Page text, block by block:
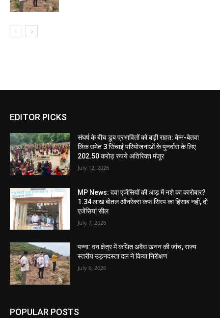
EDITOR PICKS
संघर्ष के बीच डूब प्रभावितों को बड़ी राहत: केन-बेतवा
लिंक समेत 3 सिंचाई परियोजनाओं के पुनर्वास के लिए
202.50 करोड़ रुपये अतिरिक्त मंजूर
July 12, 2026
MP News: दवा एजेंसियों की आड़ में नशे का कारोबार?
1.34 लाख बोतल ऑनरेक्स कफ सिरप का हिसाब नहीं, दो
एजेंसियां सील
July 7, 2026
पन्ना: वन क्षेत्र में कथित अवैध खनन की जांच, राज्य
स्तरीय उड़नदस्ता दल ने किया निरीक्षण
July 6, 2026
POPULAR POSTS